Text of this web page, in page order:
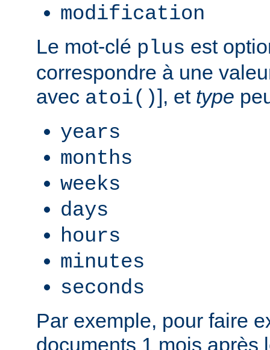
modification
Le mot-clé plus est
correspondre à une
avec atoi()], et type
years
months
weeks
days
hours
minutes
seconds
Par exemple, pour faire
documents 1 mois après